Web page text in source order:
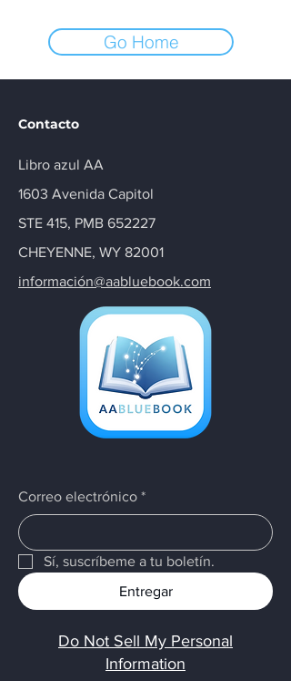
Go Home
Contacto
Libro azul AA
1603 Avenida Capitol
STE 415, PMB 652227
CHEYENNE, WY 82001
información@aabluebook.com
Correo electrónico *
Sí, suscríbeme a tu boletín.
Entregar
Do Not Sell My Personal
Information